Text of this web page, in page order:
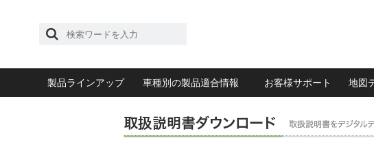
製品ラインアップ 車種別の製品適合情報 お客様サポート 地図